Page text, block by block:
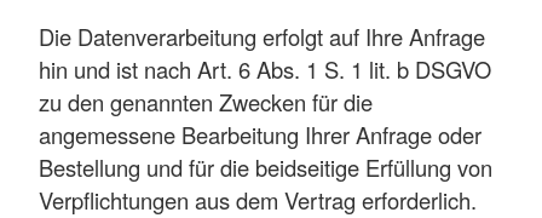
Die Datenverarbeitung erfolgt auf Ihre Anfrage
hin und ist nach Art. 6 Abs. 1 S. 1 lit. b DSGVO
zu den genannten Zwecken für die
angemessene Bearbeitung Ihrer Anfrage oder
Bestellung und für die beidseitige Erfüllung von
Verpflichtungen aus dem Vertrag erforderlich.